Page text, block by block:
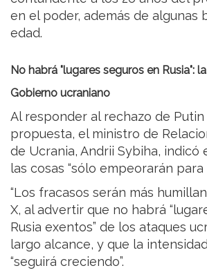
en el poder, además de algunas
edad.
No habrá "lugares seguros en Rusia":
Gobierno ucraniano
Al responder al rechazo de
propuesta, el ministro de
de Ucrania, Andrii Sybiha, indicó
las cosas “sólo empeorarán para
“Los fracasos serán más
X, al advertir que no habrá
Rusia exentos” de los ataques
largo alcance, y que la
“seguirá creciendo”.